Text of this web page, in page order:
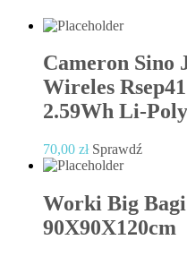
Cameron Sino
Wireles
2.59Wh Li-
70,00 zł Sprawdź
Worki Big
90X90X120cm